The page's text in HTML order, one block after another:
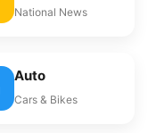
National News
Auto
Cars & Bikes